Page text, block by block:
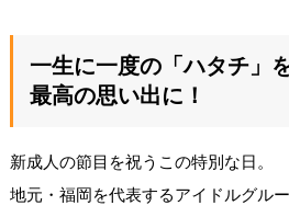
一生に一度の「ハタチ」
最高の思い出に！
新成人の節目を祝うこの特別な日。
地元・福岡を代表するアイドルグル